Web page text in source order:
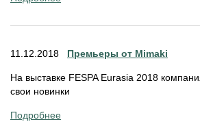
11.12.2018 Премьеры от Mimaki
На выставке FESPA Eurasia 2018
свои новинки
Подробнее